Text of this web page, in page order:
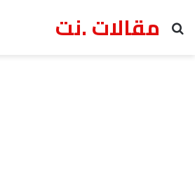
مقالات .نت
بحث عن